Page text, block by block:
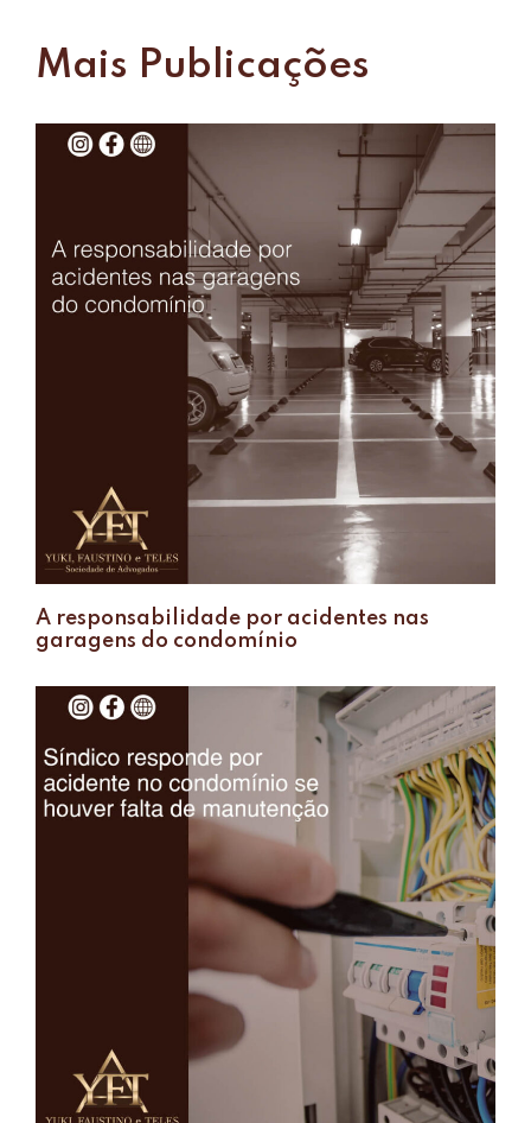
Mais Publicações
A responsabilidade por acidentes nas
garagens do condomínio